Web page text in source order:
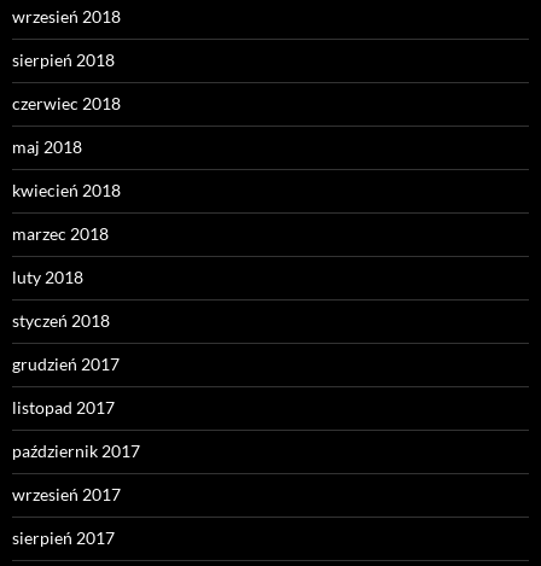
wrzesień 2018
sierpień 2018
czerwiec 2018
maj 2018
kwiecień 2018
marzec 2018
luty 2018
styczeń 2018
grudzień 2017
listopad 2017
październik 2017
wrzesień 2017
sierpień 2017